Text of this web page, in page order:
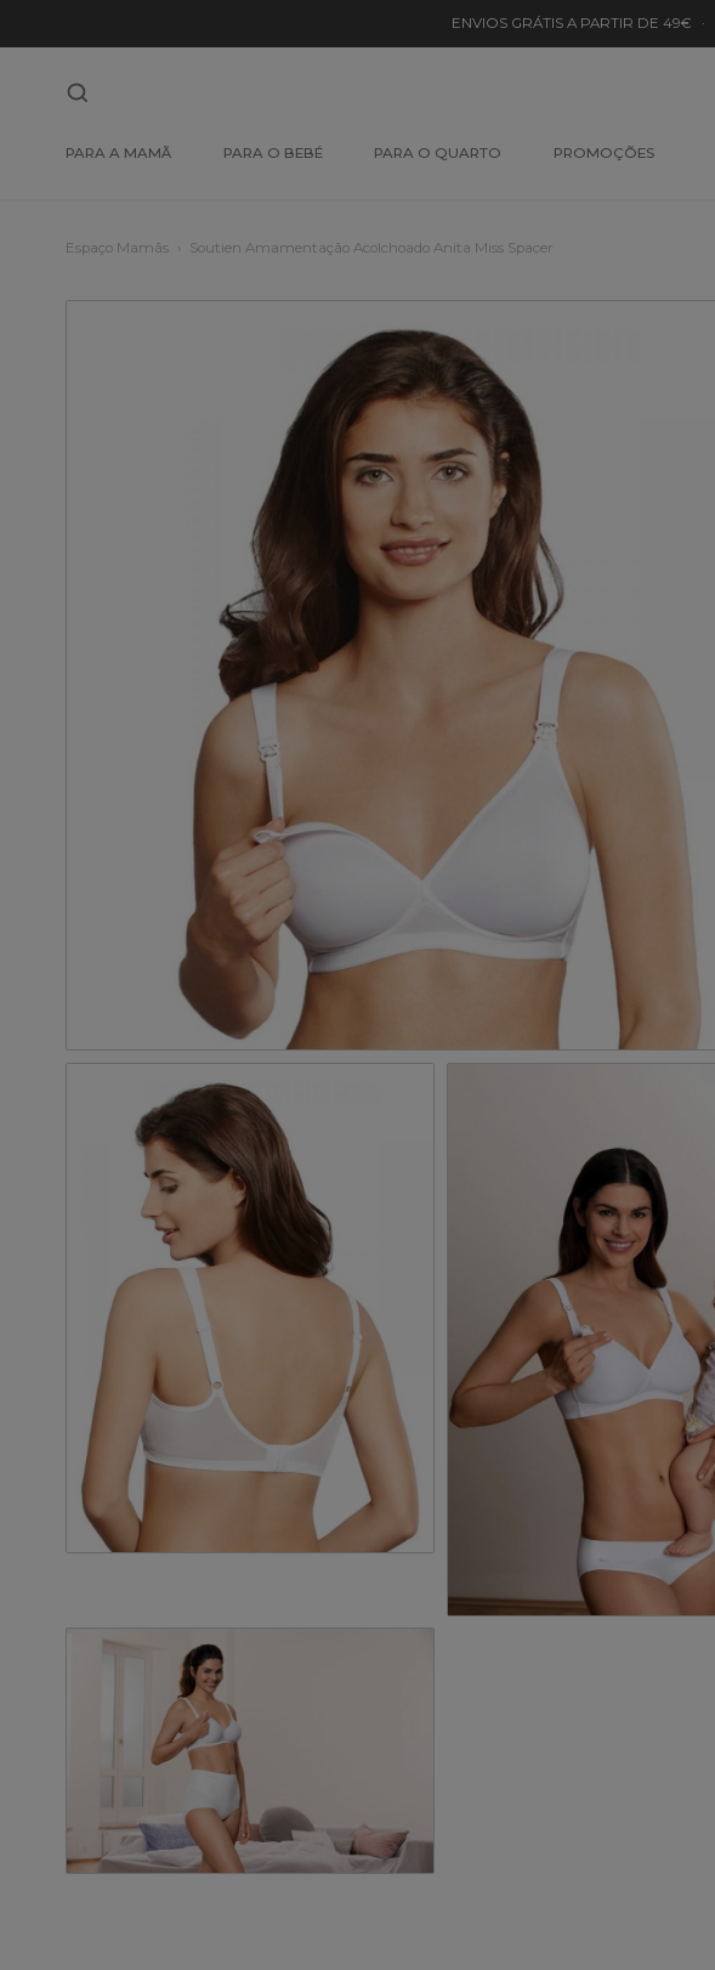
ENVIOS GRÁTIS A PARTIR DE 49€ ·
PARA A MAMÃ PARA O BEBÉ PARA O QUARTO PROMOÇÕES
Espaço Mamãs Soutien Amamentação Acolchoado Anita Miss Spacer